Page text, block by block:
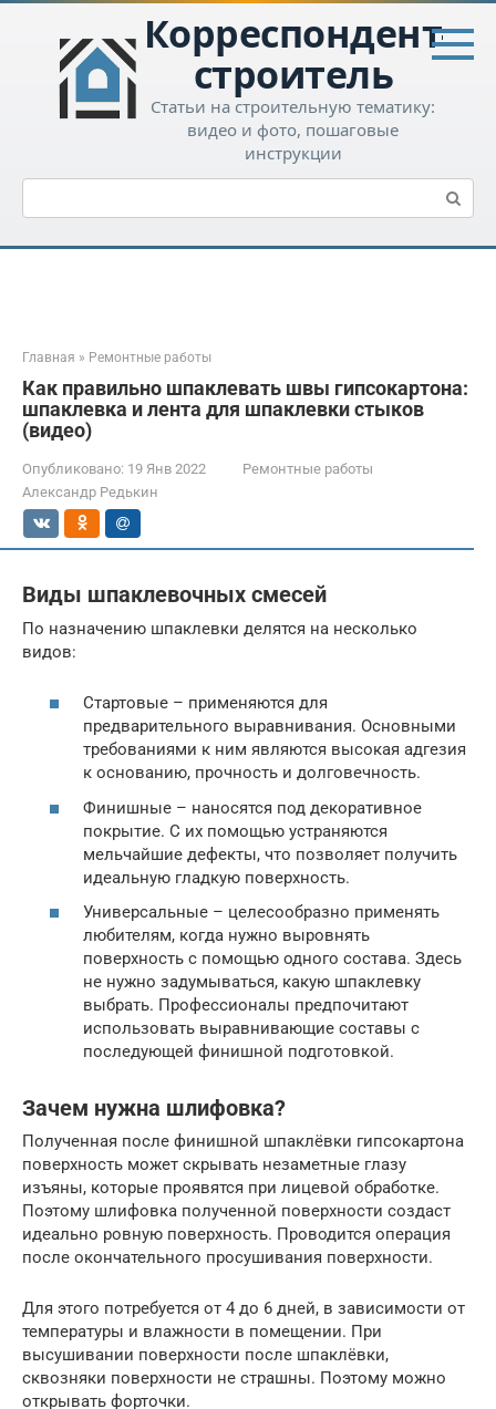
Перейти
контенту
Корреспондент-
строитель
Статьи на строительную тематику:
видео и фото, пошаговые
инструкции
Поиск:
Главная » Ремонтные работы
Как правильно шпаклевать швы гипсокартона:
шпаклевка и лента для шпаклевки стыков
(видео)
Опубликовано: 19 Янв 2022
Ремонтные работы
Александр Редькин
Виды шпаклевочных смесей
По назначению шпаклевки делятся на несколько
видов:
Стартовые – применяются для
предварительного выравнивания. Основными
требованиями к ним являются высокая адгезия
к основанию, прочность и долговечность.
Финишные – наносятся под декоративное
покрытие. С их помощью устраняются
мельчайшие дефекты, что позволяет получить
идеальную гладкую поверхность.
Универсальные – целесообразно применять
любителям, когда нужно выровнять
поверхность с помощью одного состава. Здесь
не нужно задумываться, какую шпаклевку
выбрать. Профессионалы предпочитают
использовать выравнивающие составы с
последующей финишной подготовкой.
Зачем нужна шлифовка?
Полученная после финишной шпаклёвки гипсокартона
поверхность может скрывать незаметные глазу
изъяны, которые проявятся при лицевой обработке.
Поэтому шлифовка полученной поверхности создаст
идеально ровную поверхность. Проводится операция
после окончательного просушивания поверхности.
Для этого потребуется от 4 до 6 дней, в зависимости от
температуры и влажности в помещении. При
высушивании поверхности после шпаклёвки,
сквозняки поверхности не страшны. Поэтому можно
открывать форточки.